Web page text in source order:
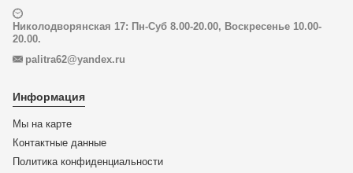
Николодворянская 17: Пн-Суб 8.00-20.00, Воскресенье 10.00-
20.00.
palitra62@yandex.ru
Информация
Мы на карте
Контактные данные
Политика конфиденциальности